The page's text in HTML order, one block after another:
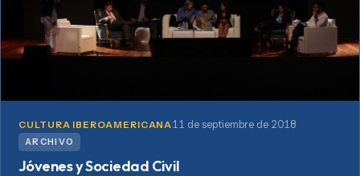
CULTURA IBEROAMERICANA 11 de septiembre de 2018
ARCHIVO
Jóvenes y Sociedad Civil